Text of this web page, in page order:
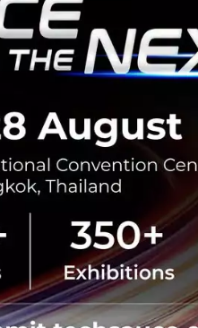
News
BOI รื้อเกณฑ์ Data
ชาติ และการจ้างงานไทย
บีโอไอขานรับระเบียบให
เดินหน้ายกเครื่องเกณฑ์คัด
เปิดข้อมูล 42 โครงการ ลง
ครอบคลุมประโยชน์ต่อประ
สิงหาคม 6, 2026| By
0
News AI BOI Cloud